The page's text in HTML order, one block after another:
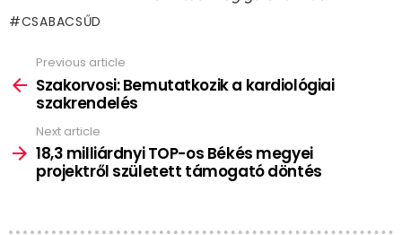
CSABACSŰD
more
Previous article
Szakorvosi: Bemutatkozik a kardiológiai
szakrendelés
Next article
18,3 milliárdnyi TOP-os Békés megyei
projektről született támogató döntés